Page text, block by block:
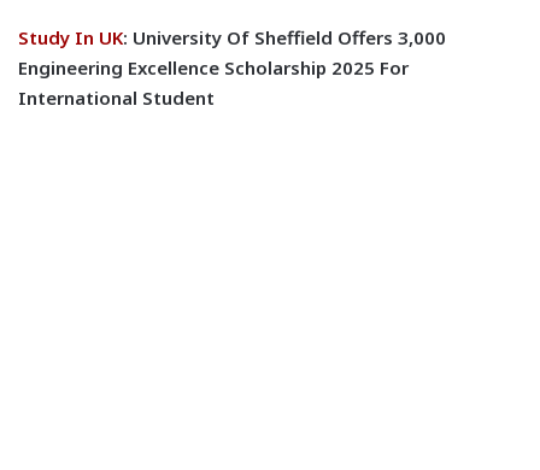
Study In UK: University Of Sheffield Offers 3,000
Engineering Excellence Scholarship 2025 For
International Student